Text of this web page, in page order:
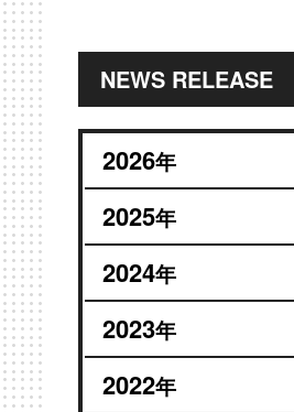
NEWS RELEASE
2026年
2025年
2024年
2023年
2022年